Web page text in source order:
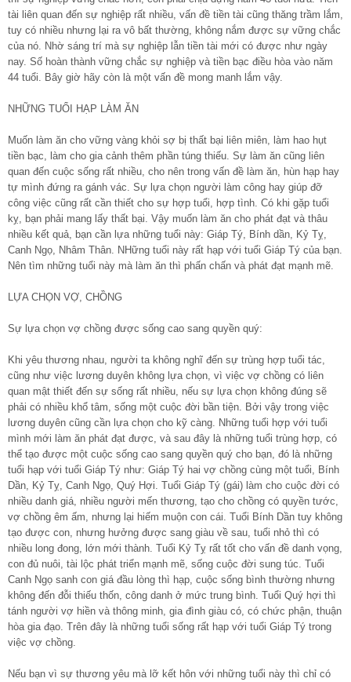
tài liên quan đến sự nghiệp rất nhiều, vấn đề tiền tài cũng thăng trầm lắm,
tuy có nhiều nhưng lại ra vô bất thường, không nắm được sự vững chắc
của nó. Nhờ sáng trí mà sự nghiệp lẫn tiền tài mới có được như ngày
nay. Số hoàn thành vững chắc sự nghiệp và tiền bạc điều hòa vào năm
44 tuổi. Bây giờ hãy còn là một vấn đề mong manh lắm vậy.
NHỮNG TUỔI HẠP LÀM ĂN
Muốn làm ăn cho vững vàng khỏi sợ bị thất bại liên miên, làm hao hụt
tiền bạc, làm cho gia cảnh thêm phần túng thiếu. Sự làm ăn cũng liên
quan đến cuộc sống rất nhiều, cho nên trong vấn đề làm ăn, hùn hạp hay
tự mình đứng ra gánh vác. Sự lựa chọn người làm công hay giúp đỡ
công việc cũng rất cần thiết cho sự hợp tuổi, hợp tình. Có khi gặp tuổi
kỵ, bạn phải mang lấy thất bại. Vậy muốn làm ăn cho phát đạt và thâu
nhiều kết quả, bạn cần lựa những tuổi này: Giáp Tý, Bính dần, Kỷ Tỵ,
Canh Ngọ, Nhâm Thân. NHững tuổi này rất hạp với tuổi Giáp Tý của bạn.
Nên tìm những tuổi này mà làm ăn thì phấn chấn và phát đạt mạnh mẽ.
LỰA CHỌN VỢ, CHỒNG
Sự lựa chọn vợ chồng được sống cao sang quyền quý:
Khi yêu thương nhau, người ta không nghĩ đến sự trùng hợp tuổi tác,
cũng như việc lương duyên không lựa chọn, vì việc vợ chồng có liên
quan mật thiết đến sự sống rất nhiều, nếu sự lựa chọn không đúng sẽ
phải có nhiều khổ tâm, sống một cuộc đời bần tiện. Bởi vậy trong việc
lương duyên cũng cần lựa chọn cho kỹ càng. Những tuổi hợp với tuổi
mình mới làm ăn phát đạt được, và sau đây là những tuổi trùng hợp, có
thể tạo được một cuộc sống cao sang quyền quý cho bạn, đó là những
tuổi hạp với tuổi Giáp Tý như: Giáp Tý hai vợ chồng cùng một tuổi, Bính
Dần, Kỷ Tỵ, Canh Ngọ, Quý Hợi. Tuổi Giáp Tý (gái) làm cho cuộc đời có
nhiều danh giá, nhiều người mến thương, tạo cho chồng có quyền tước,
vợ chồng êm ấm, nhưng lại hiếm muộn con cái. Tuổi Bính Dần tuy không
tạo được con, nhưng hưởng được sang giàu về sau, tuổi nhỏ thì có
nhiều long đong, lớn mới thành. Tuổi Kỷ Tỵ rất tốt cho vấn đề danh vọng,
con đủ nuôi, tài lộc phát triển mạnh mẽ, sống cuộc đời sung túc. Tuổi
Canh Ngọ sanh con giá đầu lòng thì hạp, cuộc sống bình thường nhưng
không đến đỗi thiếu thốn, công danh ở mức trung bình. Tuổi Quý hợi thì
tánh người vợ hiền và thông minh, gia đình giàu có, có chức phận, thuận
hòa gia đạo. Trên đây là những tuổi sống rất hạp với tuổi Giáp Tý trong
việc vợ chồng.
Nếu bạn vì sự thương yêu mà lỡ kết hôn với những tuổi này thì chỉ có